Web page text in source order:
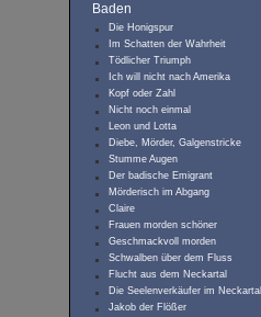
Baden
Die Honigspur
Im Schatten der Wahrheit
Tödlicher Triumph
Ich will nicht nach Amerika
Kopf oder Zahl
Nicht noch einmal
Leon und Lotta
Diebe, Mörder, Galgenstricke
Stumme Augen
Der badische Emigrant
Mörderisch im Abgang
Claire
Frauen morden schöner
Geschmackvoll morden
Schwalben über dem Fluss
Flucht aus dem Neckartal
Die Seelenverkäufer im Neckartal
Jakob der Flößer